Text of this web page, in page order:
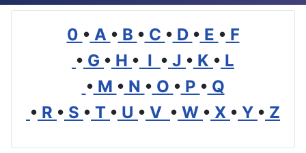
0 • A • B • C • D • E • F
• G • H • I • J • K • L
• M • N • O • P • Q
• R • S • T • U • V • W • X • Y • Z